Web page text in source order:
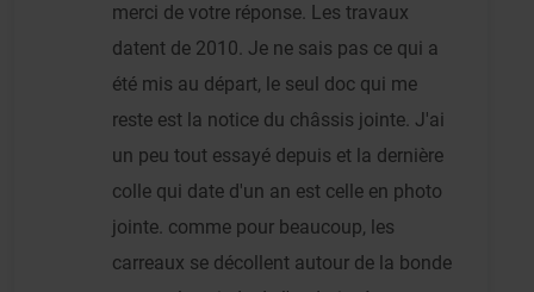
merci de votre réponse. Les travaux
datent de 2010. Je ne sais pas ce qui a
été mis au départ, le seul doc qui me
reste est la notice du châssis jointe. J'ai
un peu tout essayé depuis et la dernière
colle qui date d'un an est celle en photo
jointe. comme pour beaucoup, les
carreaux se décollent autour de la bonde